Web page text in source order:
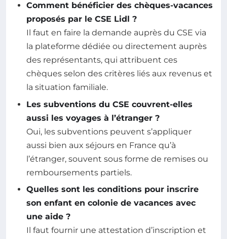
Comment bénéficier des chèques-vacances
proposés par le CSE Lidl ?
Il faut en faire la demande auprès du CSE via
la plateforme dédiée ou directement auprès
des représentants, qui attribuent ces
chèques selon des critères liés aux revenus et
la situation familiale.
Les subventions du CSE couvrent-elles
aussi les voyages à l’étranger ?
Oui, les subventions peuvent s’appliquer
aussi bien aux séjours en France qu’à
l’étranger, souvent sous forme de remises ou
remboursements partiels.
Quelles sont les conditions pour inscrire
son enfant en colonie de vacances avec
une aide ?
Il faut fournir une attestation d’inscription et